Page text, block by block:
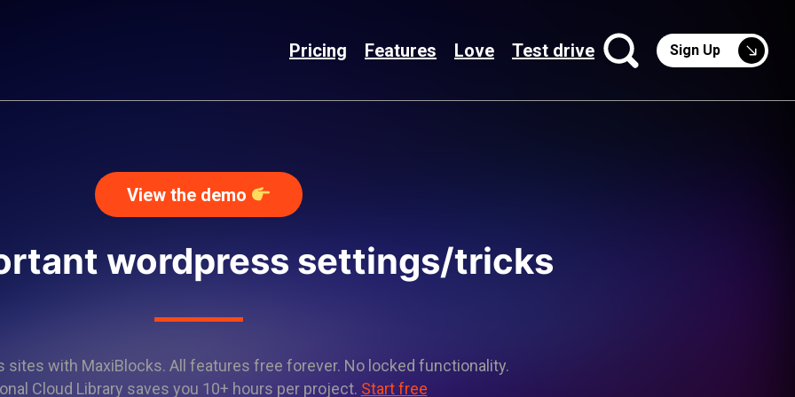
Pricing Features Love Test drive Sign Up
View the demo
wordpress settings/tricks
sites with MaxiBlocks. All features free forever. No locked functionality.
Cloud Library saves you 10+ hours per project. Start free